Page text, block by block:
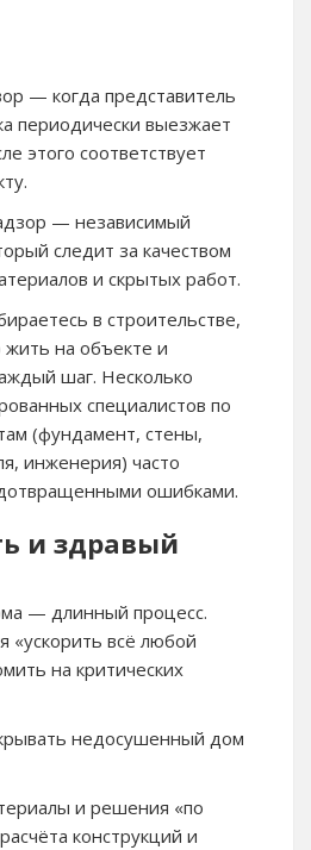
— когда представитель
периодически выезжает
этого соответствует
— независимый
следит за качеством
и скрытых работ.
в строительстве,
на объекте и
шаг. Несколько
специалистов по
(фундамент, стены,
инженерия) часто
ошибками.
и здравый
— длинный процесс.
«ускорить всё любой
на критических
недосушенный дом
и решения «по
конструкций и